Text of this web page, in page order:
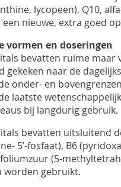
lycopeen), Q10,
nieuwe, extra goed
en doseringen
bevatten ruime
gekeken naar de
onder- en
laatste
bij langdurig gebruik.
bevatten uitsluitend
5’-fosfaat), B6
(5-
worden gebruikt.